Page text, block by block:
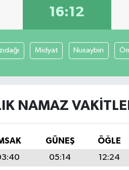
16:12
Midyat Nusaybin
NAMAZ
GÜNEŞ ÖĞLE
05:14 12:24